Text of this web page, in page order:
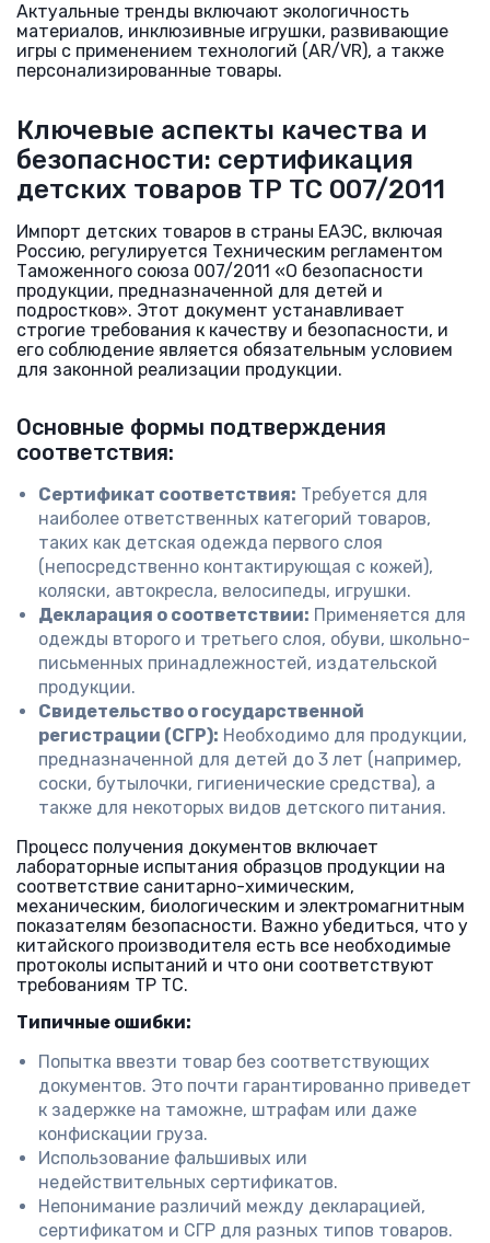
Актуальные тренды включают экологичность
материалов, инклюзивные игрушки, развивающие
игры с применением технологий (AR/VR), а также
персонализированные товары.
Ключевые аспекты качества и
безопасности: сертификация
детских товаров ТР ТС 007/2011
Импорт детских товаров в страны ЕАЭС, включая
Россию, регулируется Техническим регламентом
Таможенного союза 007/2011 «О безопасности
продукции, предназначенной для детей и
подростков». Этот документ устанавливает
строгие требования к качеству и безопасности, и
его соблюдение является обязательным условием
для законной реализации продукции.
Основные формы подтверждения
соответствия:
Сертификат соответствия: Требуется для
наиболее ответственных категорий товаров,
таких как детская одежда первого слоя
(непосредственно контактирующая с кожей),
коляски, автокресла, велосипеды, игрушки.
Декларация о соответствии: Применяется для
одежды второго и третьего слоя, обуви, школьно-
письменных принадлежностей, издательской
продукции.
Свидетельство о государственной
регистрации (СГР): Необходимо для продукции,
предназначенной для детей до 3 лет (например,
соски, бутылочки, гигиенические средства), а
также для некоторых видов детского питания.
Процесс получения документов включает
лабораторные испытания образцов продукции на
соответствие санитарно-химическим,
механическим, биологическим и электромагнитным
показателям безопасности. Важно убедиться, что у
китайского производителя есть все необходимые
протоколы испытаний и что они соответствуют
требованиям ТР ТС.
Типичные ошибки:
Попытка ввезти товар без соответствующих
документов. Это почти гарантированно приведет
к задержке на таможне, штрафам или даже
конфискации груза.
Использование фальшивых или
недействительных сертификатов.
Непонимание различий между декларацией,
сертификатом и СГР для разных типов товаров.